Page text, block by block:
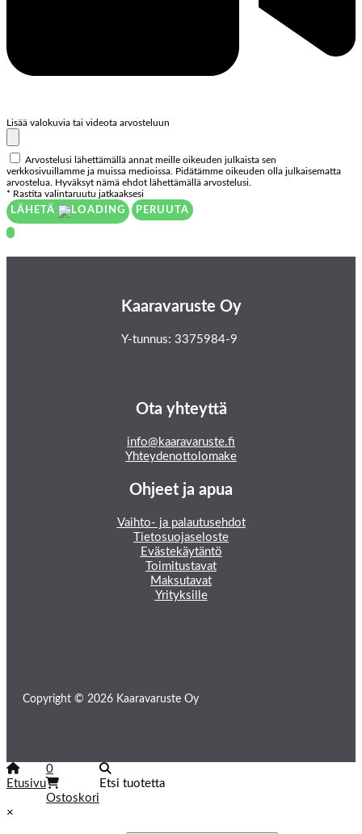
Lisää valokuvia tai videota arvosteluun
Arvostelusi lähettämällä annat meille oikeuden julkaista sen
verkkosivuillamme ja muissa medioissa. Pidätämme oikeuden olla julkaisematta
arvostelua. Hyväksyt nämä ehdot lähettämällä arvostelusi.
* Rastita valintaruutu jatkaaksesi
LÄHETÄ
PERUUTA
Kaaravaruste Oy
Y-tunnus: 3375984-9
Ota yhteyttä
info@kaaravaruste.fi
Yhteydenottolomake
Ohjeet ja apua
Vaihto- ja palautusehdot
Tietosuojaseloste
Evästekäytäntö
Toimitustavat
Maksutavat
Yrityksille
Copyright © 2026 Kaaravaruste Oy
Etusivu
0
Ostoskori
Etsi tuotetta
×